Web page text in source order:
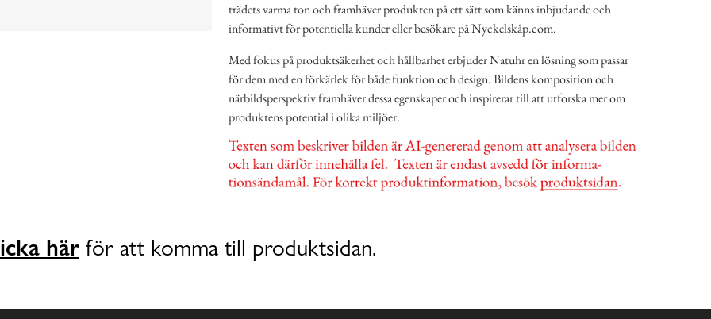
trädets varma ton och framhäver produkten på ett sätt som känns inbjudande och
informativt för potentiella kunder eller besökare på Nyckelskåp.com.
Med fokus på produktsäkerhet och hållbarhet erbjuder Natuhr en lösning som passar
för dem med en förkärlek för både funktion och design. Bildens komposition och
närbildsperspektiv framhäver dessa egenskaper och inspirerar till att utforska mer om
produktens potential i olika miljöer.
här för att komma till produktsidan.